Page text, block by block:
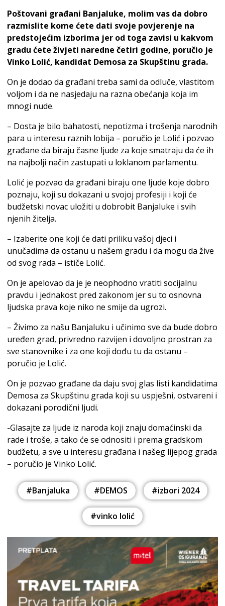
Poštovani građani Banjaluke, molim vas da dobro
razmislite kome ćete dati svoje povjerenje na
predstojećim izborima jer od toga zavisi u kakvom
gradu ćete živjeti naredne četiri godine, poručio je
Vinko Lolić, kandidat Demosa za Skupštinu grada.
On je dodao da građani treba sami da odluče, vlastitom
voljom i da ne nasjedaju na razna obećanja koja im
mnogi nude.
– Dosta je bilo bahatosti, nepotizma i trošenja narodnih
para u interesu raznih lobija – poručio je Lolić i pozvao
građane da biraju časne ljude za koje smatraju da će ih
na najbolji način zastupati u loklanom parlamentu.
Lolić je pozvao da građani biraju one ljude koje dobro
poznaju, koji su dokazani u svojoj profesiji i koji će
budžetski novac uložiti u dobrobit Banjaluke i svih
njenih žitelja.
– Izaberite one koji će dati priliku vašoj djeci i
unučadima da ostanu u našem gradu i da mogu da žive
od svog rada – ističe Lolić.
On je apelovao da je je neophodno vratiti socijalnu
pravdu i jednakost pred zakonom jer su to osnovna
ljudska prava koje niko ne smije da ugrozi.
– Živimo za našu Banjaluku i učinimo sve da bude dobro
uređen grad, privredno razvijen i dovoljno prostran za
sve stanovnike i za one koji dođu tu da ostanu –
poručio je Lolić.
On je pozvao građane da daju svoj glas listi kandidatima
Demosa za Skupštinu grada koji su uspješni, ostvareni i
dokazani porodični ljudi.
-Glasajte za ljude iz naroda koji znaju domaćinski da
rade i troše, a tako će se odnositi i prema gradskom
budžetu, a sve u interesu građana i našeg lijepog grada
– poručio je Vinko Lolić.
#Banjaluka #DEMOS #izbori 2024
#vinko lolić